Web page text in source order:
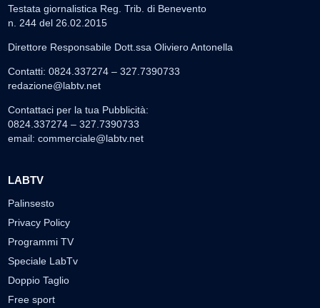
Testata giornalistica Reg. Trib. di Benevento
n. 244 del 26.02.2015
Direttore Responsabile Dott.ssa Oliviero Antonella
Contatti: 0824.337274 – 327.7390733
redazione@labtv.net
Contattaci per la tua Pubblicità:
0824.337274 – 327.7390733
email: commerciale@labtv.net
LABTV
Palinsesto
Privacy Policy
Programmi TV
Speciale LabTv
Doppio Taglio
Free sport